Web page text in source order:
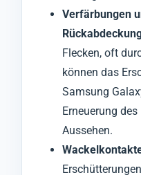
Verfärbungen
Flecken, oft
können das
Samsung
Erneuerung
Aussehen.